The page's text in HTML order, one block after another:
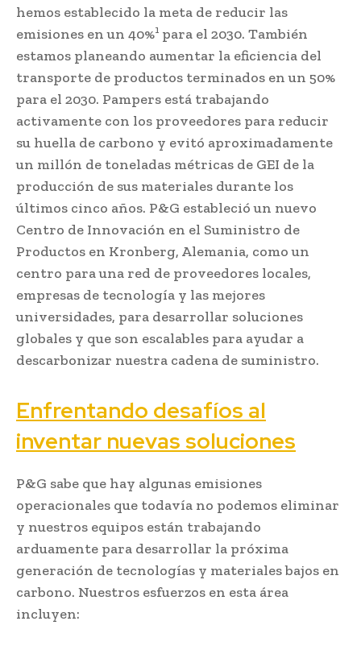
hemos establecido la meta de reducir las
emisiones en un 40%1 para el 2030. También
estamos planeando aumentar la eficiencia del
transporte de productos terminados en un 50%
para el 2030. Pampers está trabajando
activamente con los proveedores para reducir
su huella de carbono y evitó aproximadamente
un millón de toneladas métricas de GEI de la
producción de sus materiales durante los
últimos cinco años. P&G estableció un nuevo
Centro de Innovación en el Suministro de
Productos en Kronberg, Alemania, como un
centro para una red de proveedores locales,
empresas de tecnología y las mejores
universidades, para desarrollar soluciones
globales y que son escalables para ayudar a
descarbonizar nuestra cadena de suministro.
Enfrentando desafíos al
inventar nuevas soluciones
P&G sabe que hay algunas emisiones
operacionales que todavía no podemos eliminar
y nuestros equipos están trabajando
arduamente para desarrollar la próxima
generación de tecnologías y materiales bajos en
carbono. Nuestros esfuerzos en esta área
incluyen: